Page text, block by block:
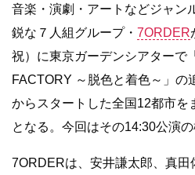
音楽・演劇・アートなどジャン
鋭な７人組グループ・ 7ORDER
祝）に東京ガーデンシアターで
FACTORY ～脱色と着色～」の
からスタートした全国12都市を
となる。今回はその14:30公演の
7ORDERは、安井謙太郎、真田